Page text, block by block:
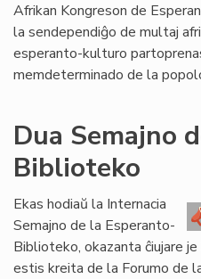
Afrikan Kongreson de
la sendependiĝo de multaj
esperanto-kulturo
memdeterminado de la
Dua Semajno
Biblioteko
Ekas hodiaŭ la Internacia
Semajno de la Esperanto-
Biblioteko, okazanta ĉiujare
estis kreita de la Forumo de